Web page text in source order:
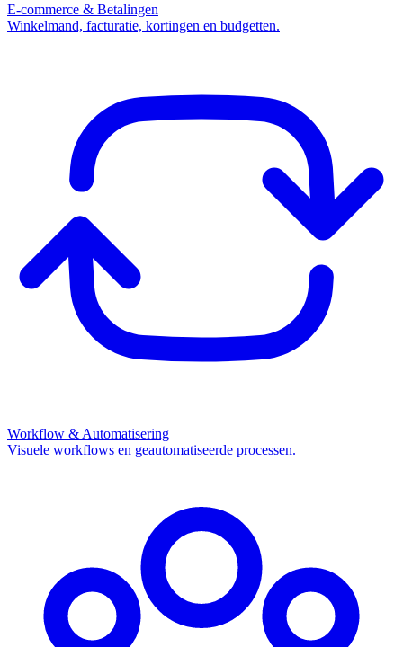
E-commerce & Betalingen
Winkelmand, facturatie, kortingen en budgetten.
Workflow & Automatisering
Visuele workflows en geautomatiseerde processen.